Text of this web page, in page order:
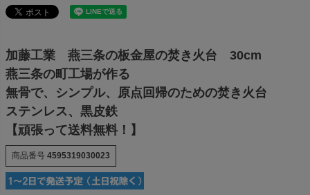
加藤工業 燕三条の板金屋の焚き火台 30cm
燕三条の町工場が作る
無骨で、シンプル、原点回帰のための焚き火台
ステンレス、黒皮鉄
【頑張って送料無料！】
商品番号 4595319030023